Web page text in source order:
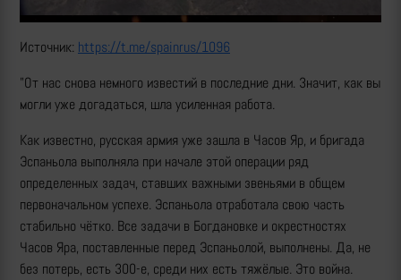
Источник: https://t.me/spainrus/1096
"От нас снова немного известий в последние дни. Значит, как вы
могли уже догадаться, шла усиленная работа.
Как известно, русская армия уже зашла в Часов Яр, и бригада
Эспаньола выполняла при начале этой операции ряд
определенных задач, ставших важными звеньями в общем
первоначальном успехе. Эспаньола отработала свою часть
стабильно чётко. Все задачи в Богдановке и окрестностях
Часов Яра, поставленные перед Эспаньолой, выполнены. Да, не
без потерь, есть 300-е, среди них есть тяжёлые. Это война.